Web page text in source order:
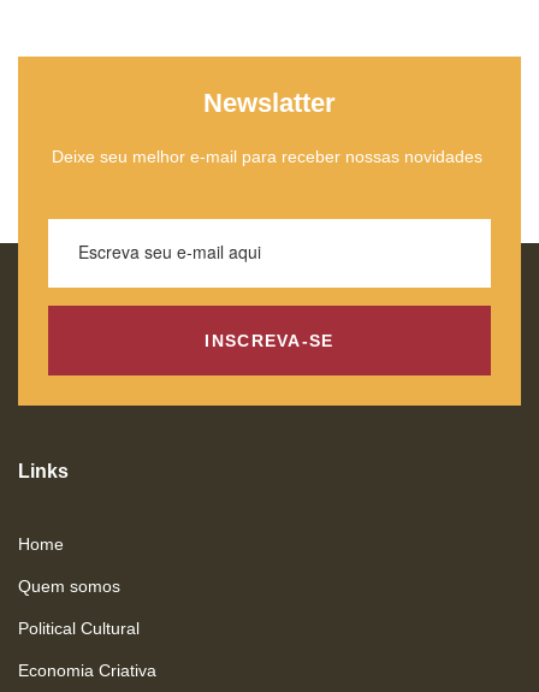
Newslatter
Deixe seu melhor e-mail para receber nossas novidades
INSCREVA-SE
Links
Home
Quem somos
Political Cultural
Economia Criativa